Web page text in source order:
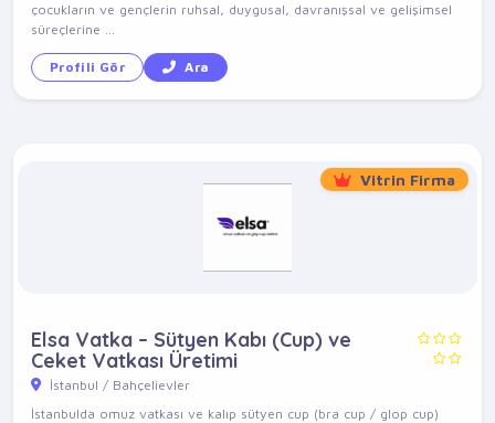
çocukların ve gençlerin ruhsal, duygusal, davranışsal ve gelişimsel
süreçlerine ...
Profili Gör Ara
Vitrin Firma
Elsa Vatka – Sütyen Kabı (Cup) ve
Ceket Vatkası Üretimi
İstanbul / Bahçelievler
İstanbulda omuz vatkası ve kalıp sütyen cup (bra cup / glop cup)